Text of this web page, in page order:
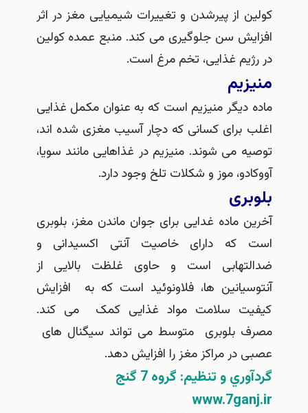
از پیرشدن و تغییرات شیمیایی مغز در اثر
سن جلوگیری می کند. منبع عمده کولین
غذایی، تخم مرغ است.
دیگر منیزیم است که به عنوان مکمل غذایی
برای کسانی که دچار آسیب مغزی شده اند،
می شوند. منیزیم در غذاهایی مانند سویا،
موز و شکلات تلخ وجود دارد.
ماده غدایی برای جوان ماندن مغز، بلوبری
که دارای خاصیت آنتی اکسیدانی و
است و حاوی غلظت بالایی از
ها، فلاونوئید است که به افزایش
سلامت مواد غذایی کمک می کند.
بلوبری متوسط می تواند سیگنال های
در مراکز مغز را افزایش دهد.
و تنظيم: گروه 7 گنج